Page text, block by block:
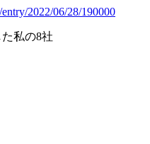
2022/06/28/190000
私の8社